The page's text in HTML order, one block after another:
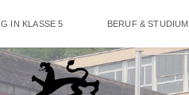
IN KLASSE 5 BERUF & STUDIUM